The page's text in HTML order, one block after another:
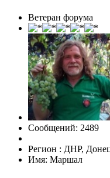
Ветеран форума
Сообщений: 2489
Регион : ДНР,
Имя: Маршал